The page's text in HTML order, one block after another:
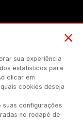
Quem Somos
sua experiência
estatísticos para
clicar em
cookies deseja
suas configurações
no rodapé de